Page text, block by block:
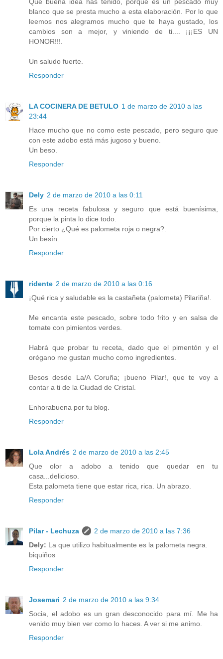
Qué buena idea has tenido, porque es un pescado muy
blanco que se presta mucho a esta elaboración. Por lo que
leemos nos alegramos mucho que te haya gustado, los
cambios son a mejor, y viniendo de ti.... ¡¡¡ES UN
HONOR!!!.
Un saludo fuerte.
Responder
LA COCINERA DE BETULO 1 de marzo de 2010 a las
23:44
Hace mucho que no como este pescado, pero seguro que
con este adobo está más jugoso y bueno.
Un beso.
Responder
Dely 2 de marzo de 2010 a las 0:11
Es una receta fabulosa y seguro que está buenísima,
porque la pinta lo dice todo.
Por cierto ¿Qué es palometa roja o negra?.
Un besín.
Responder
ridente 2 de marzo de 2010 a las 0:16
¡Qué rica y saludable es la castañeta (palometa) Pilariña!.
Me encanta este pescado, sobre todo frito y en salsa de
tomate con pimientos verdes.
Habrá que probar tu receta, dado que el pimentón y el
orégano me gustan mucho como ingredientes.
Besos desde La/A Coruña; ¡bueno Pilar!, que te voy a
contar a ti de la Ciudad de Cristal.
Enhorabuena por tu blog.
Responder
Lola Andrés 2 de marzo de 2010 a las 2:45
Que olor a adobo a tenido que quedar en tu
casa...delicioso.
Esta palometa tiene que estar rica, rica. Un abrazo.
Responder
Pilar - Lechuza
2 de marzo de 2010 a las 7:36
Dely: La que utilizo habitualmente es la palometa negra.
biquiños
Responder
Josemari 2 de marzo de 2010 a las 9:34
Socia, el adobo es un gran desconocido para mí. Me ha
venido muy bien ver como lo haces. A ver si me animo.
Responder